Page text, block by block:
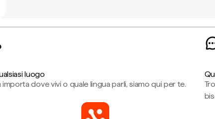
luogo
importa dove vivi o quale lingua parli, siamo qui per te.